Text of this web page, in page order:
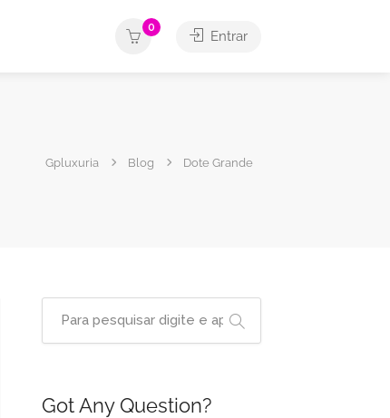
0
Entrar
Gpluxuria Blog Dote Grande
Got Any Question?